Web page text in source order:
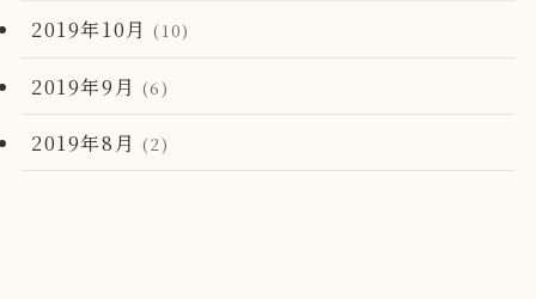
2019年10月 (10)
2019年9月 (6)
2019年8月 (2)